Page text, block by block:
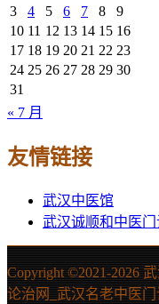
3
4 5 6 7 8
9
10 11 12 13 14 15 16
17 18 19 20 21 22 23
24 25 26 27 28 29 30
31
« 7 月
友情链接
武汉中医馆
武汉诚顺和中医门
Copyright ©2021-2026
论治网_武汉名老中医